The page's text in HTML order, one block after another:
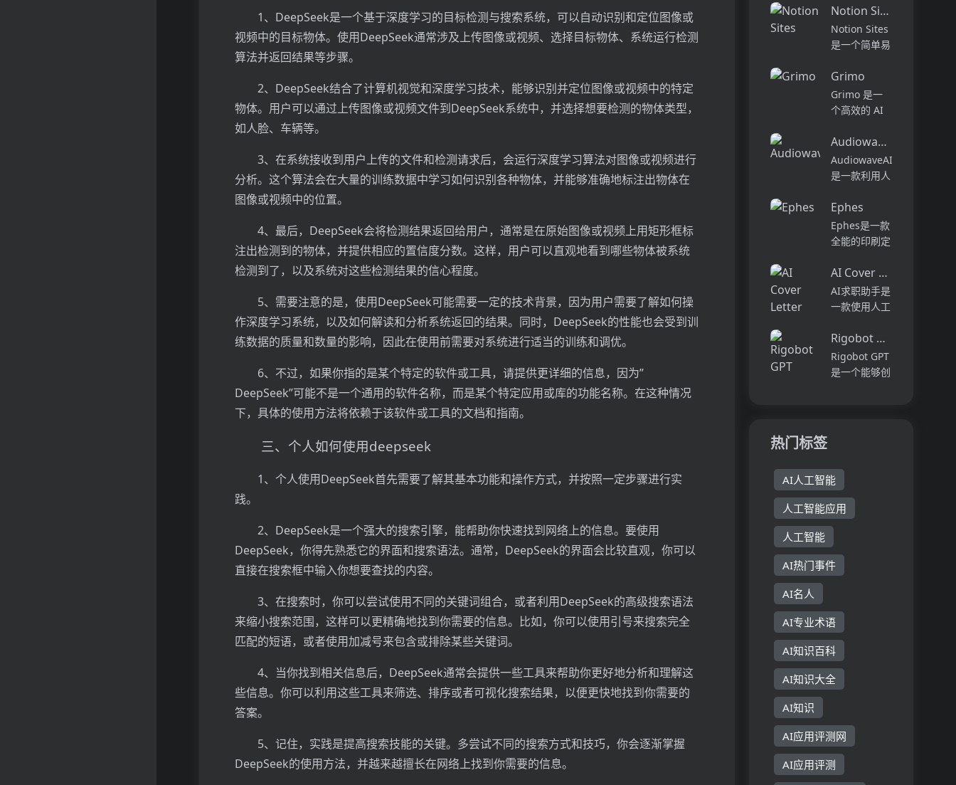
1、DeepSeek是一个基于深度学习的目标检测与搜索系统，可以自动识别和定位图像或
视频中的目标物体。使用DeepSeek通常涉及上传图像或视频、选择目标物体、系统运行检测
算法并返回结果等步骤。
2、DeepSeek结合了计算机视觉和深度学习技术，能够识别并定位图像或视频中的特定
物体。用户可以通过上传图像或视频文件到DeepSeek系统中，并选择想要检测的物体类型，
如人脸、车辆等。
3、在系统接收到用户上传的文件和检测请求后，会运行深度学习算法对图像或视频进行
分析。这个算法会在大量的训练数据中学习如何识别各种物体，并能够准确地标注出物体在
图像或视频中的位置。
4、最后，DeepSeek会将检测结果返回给用户，通常是在原始图像或视频上用矩形框标
注出检测到的物体，并提供相应的置信度分数。这样，用户可以直观地看到哪些物体被系统
检测到了，以及系统对这些检测结果的信心程度。
5、需要注意的是，使用DeepSeek可能需要一定的技术背景，因为用户需要了解如何操
作深度学习系统，以及如何解读和分析系统返回的结果。同时，DeepSeek的性能也会受到训
练数据的质量和数量的影响，因此在使用前需要对系统进行适当的训练和调优。
6、不过，如果你指的是某个特定的软件或工具，请提供更详细的信息，因为”
DeepSeek”可能不是一个通用的软件名称，而是某个特定应用或库的功能名称。在这种情况
下，具体的使用方法将依赖于该软件或工具的文档和指南。
三、个人如何使用deepseek
1、个人使用DeepSeek首先需要了解其基本功能和操作方式，并按照一定步骤进行实
践。
2、DeepSeek是一个强大的搜索引擎，能帮助你快速找到网络上的信息。要使用
DeepSeek，你得先熟悉它的界面和搜索语法。通常，DeepSeek的界面会比较直观，你可以
直接在搜索框中输入你想要查找的内容。
3、在搜索时，你可以尝试使用不同的关键词组合，或者利用DeepSeek的高级搜索语法
来缩小搜索范围，这样可以更精确地找到你需要的信息。比如，你可以使用引号来搜索完全
匹配的短语，或者使用加减号来包含或排除某些关键词。
4、当你找到相关信息后，DeepSeek通常会提供一些工具来帮助你更好地分析和理解这
些信息。你可以利用这些工具来筛选、排序或者可视化搜索结果，以便更快地找到你需要的
答案。
5、记住，实践是提高搜索技能的关键。多尝试不同的搜索方式和技巧，你会逐渐掌握
DeepSeek的使用方法，并越来越擅长在网络上找到你需要的信息。
干净，无广告
的环境中享受
无缝的编辑和
类型定制。在
创纪录...
理，旨在提升
软件开发的效
率与体验。它
境中工作，从
代码的探索到
部署，能够帮
助开发者自动
化复杂的编...
Notion Sites
Notion Sites
是一个简单易
工具，用户可
以通过拖放式
构建块快速创
站，无需编写
复杂的HTML
或代码。它提
供了超过
10,0...
Grimo
Grimo 是一
个高效的 AI
结合最新的
AI 模型，如
DeepSeek
OpenAI GPT-
4，致力于提
升用户的写作
体验...
AudiowaveAI
AudiowaveAI
是一款利用人
文本转换成高
质量音频的应
用程序。它与
语音技术不
同，提供了更
加自然、富有
情感的语音输
出，让听众...
Ephes
Ephes是一款
全能的印刷定
提供T恤设
计、AI艺术生
成、摄影编辑
可以选择T恤
款式、添加设
计元素、选择
字体风格、生
AI Cover Letter Creator
AI求职助手是
一款使用人工
个性化求职信
的工具。用户
只需提供自己
方...
Rigobot GPT
Rigobot GPT
是一个能够创
生成适用于组
织的文本内
容。该产品具
有以下特点：
1. 能够...
热门标签
AI人工智能
人工智能应用
人工智能
AI热门事件
AI名人
AI专业术语
AI知识百科
AI知识大全
AI知识
AI应用评测网
AI应用评测